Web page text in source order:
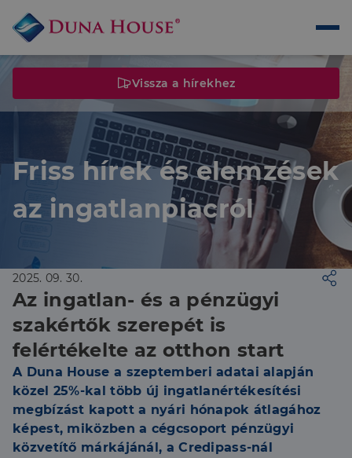
Vissza a hírekhez
Friss hírek és elemzések
az ingatlanpiacról
2025. 09. 30.
Az ingatlan- és a pénzügyi
szakértők szerepét is
felértékelte az otthon start
A Duna House a szeptemberi adatai alapján
közel 25%-kal több új ingatlanértékesítési
megbízást kapott a nyári hónapok átlagához
képest, miközben a cégcsoport pénzügyi
közvetítő márkájánál, a Credipass-nál